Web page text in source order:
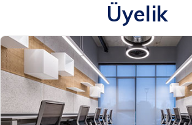
Üyelik